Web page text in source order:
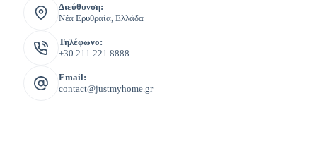
Διεύθυνση:
Νέα Ερυθραία, Ελλάδα
Τηλέφωνο:
+30 211 221 8888
Email:
contact@justmyhome.gr